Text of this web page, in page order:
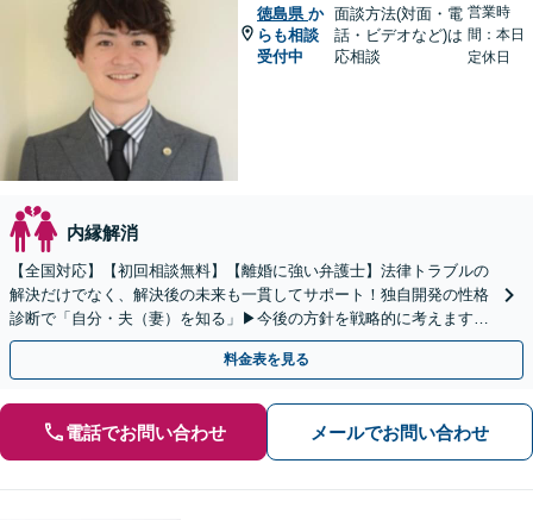
徳島県 か
らも相談
受付中
面談方法(対面・電
話・ビデオなど)は
応相談
営業時
間：本日
定休日
内縁解消
【全国対応】【初回相談無料】【離婚に強い弁護士】法律トラブルの
解決だけでなく、解決後の未来も一貫してサポート！独自開発の性格
診断で「自分・夫（妻）を知る」▶︎今後の方針を戦略的に考えます！
【休日夜間／オンライン相談OK】
料金表を見る
電話でお問い合わせ メールでお問い合わせ